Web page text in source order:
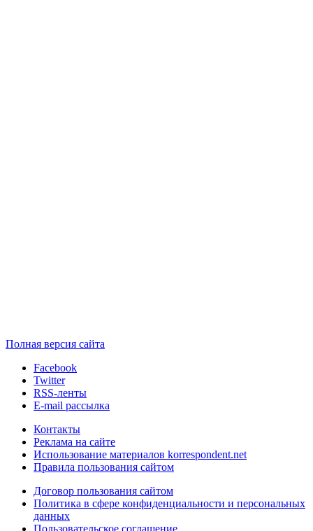
Полная версия сайта
Facebook
Twitter
RSS-ленты
E-mail рассылка
Контакты
Реклама на сайте
Использование материалов korrespondent.net
Правила пользования сайтом
Договор пользования сайтом
Политика в сфере конфиденциальности и персональных
данных